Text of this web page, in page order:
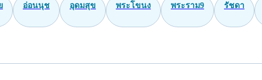
อ่อนนุช อุดมสุข พระโขนง พระราม9 รัชดา